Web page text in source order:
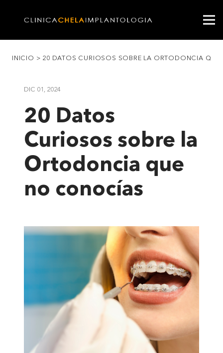
INICIO > 20 DATOS CURIOSOS SOBRE LA ORTODONCIA
DIC 01, 2024
20 Datos
Curiosos sobre la
Ortodoncia que
no conocías